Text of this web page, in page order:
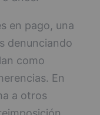
en pago, una
denunciando
como
En
a otros